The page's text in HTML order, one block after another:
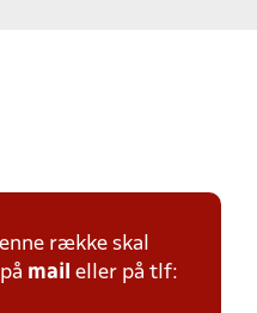
række skal
mail eller på tlf: